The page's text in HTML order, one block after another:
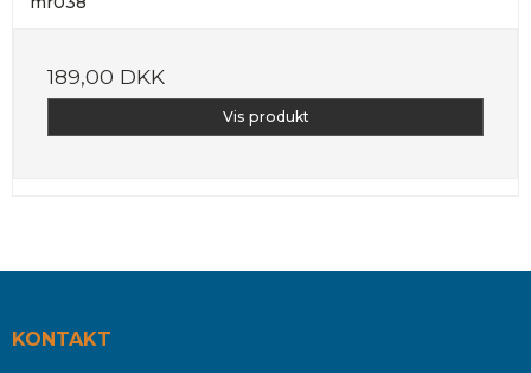
189,00 DKK
Vis produkt
KONTAKT